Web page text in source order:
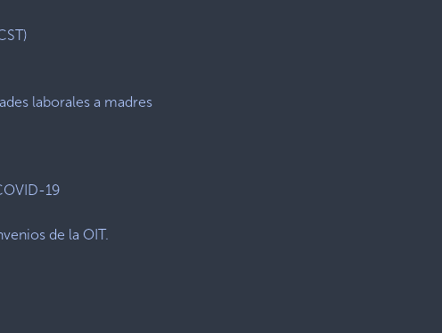
laborales a madres
19
de la OIT.